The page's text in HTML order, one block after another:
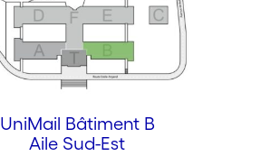
UniMail Bâtiment B
Aile Sud-Est